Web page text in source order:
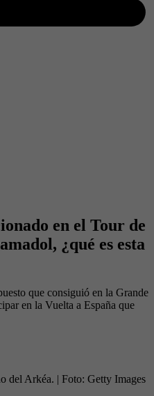
en el Tour de
¿qué es esta
que consiguió en la Grande
en la Vuelta a España que
del Arkéa. | Foto: Getty Images